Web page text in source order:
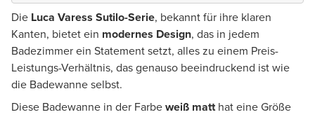
Die Luca Varess Sutilo-Serie, bekannt für ihre klaren
Kanten, bietet ein modernes Design, das in jedem
Badezimmer ein Statement setzt, alles zu einem Preis-
Leistungs-Verhältnis, das genauso beeindruckend ist wie
die Badewanne selbst.
Diese Badewanne in der Farbeweiß matthat eine Größe